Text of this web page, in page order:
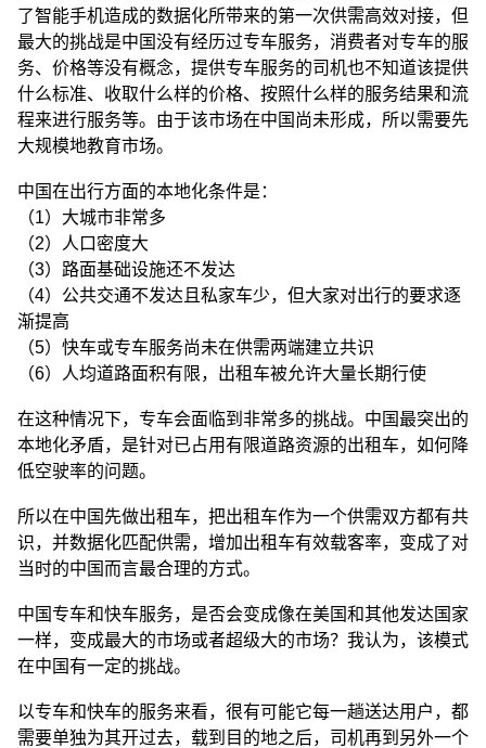
了智能手机造成的数据化所带来的第一次供需高效对接，但
最大的挑战是中国没有经历过专车服务，消费者对专车的服
务、价格等没有概念，提供专车服务的司机也不知道该提供
什么标准、收取什么样的价格、按照什么样的服务结果和流
程来进行服务等。由于该市场在中国尚未形成，所以需要先
大规模地教育市场。
中国在出行方面的本地化条件是：
（1）大城市非常多
（2）人口密度大
（3）路面基础设施还不发达
（4）公共交通不发达且私家车少，但大家对出行的要求逐
渐提高
（5）快车或专车服务尚未在供需两端建立共识
（6）人均道路面积有限，出租车被允许大量长期行使
在这种情况下，专车会面临到非常多的挑战。中国最突出的
本地化矛盾，是针对已占用有限道路资源的出租车，如何降
低空驶率的问题。
所以在中国先做出租车，把出租车作为一个供需双方都有共
识，并数据化匹配供需，增加出租车有效载客率，变成了对
当时的中国而言最合理的方式。
中国专车和快车服务，是否会变成像在美国和其他发达国家
一样，变成最大的市场或者超级大的市场？我认为，该模式
在中国有一定的挑战。
以专车和快车的服务来看，很有可能它每一趟送达用户，都
需要单独为其开过去，载到目的地之后，司机再到另外一个